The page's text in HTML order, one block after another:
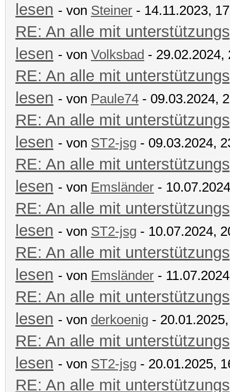
lesen - von Steiner - 14.11.2023,
RE: An alle mit
lesen - von Volksbad - 29.02.2024,
RE: An alle mit
lesen - von Paule74 - 09.03.2024,
RE: An alle mit
lesen - von ST2-jsg - 09.03.2024,
RE: An alle mit
lesen - von Emsländer -
RE: An alle mit
lesen - von ST2-jsg - 10.07.2024,
RE: An alle mit
lesen - von Emsländer -
RE: An alle mit
lesen - von derkoenig -
RE: An alle mit
lesen - von ST2-jsg - 20.01.2025,
RE: An alle mit